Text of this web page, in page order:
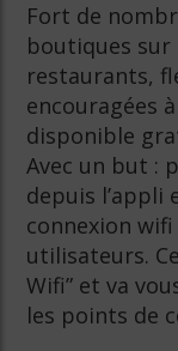
Fort de
boutiques sur
restaurants,
encouragées
disponible
Avec un but :
depuis
connexion
utilisateurs.
Wifi” et va
les points de